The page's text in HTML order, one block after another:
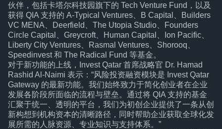
伙伴，包括卡塔尔科技园旗下的 Tech Venture Fund，以及
获得 QIA 支持的 A-Typical Ventures、B Capital、Builders
VC MENA、Deerfield、The Utopia Studio、Founders
Circle Capital、Greycroft、Human Capital、Ion Pacific、
Liberty City Ventures、Rasmal Ventures、Shorooq、
Speedinvest 和 The Radical Fund 等基金。
对于新功能的上线，Invest Qatar 首席战略官 Dr. Hamad
Rashid Al-Naimi 表示：“风险投资融资模块是 Invest Qatar
Gateway 的最新功能。我们始终致力于简化创业者在企业
发展各阶段所面临的流程与壁垒。通过将 QIA 支持的基金
汇聚于统一、透明的平台，我们为初创企业提供了一条从创
新构想到机构资本的清晰路径，同时帮助企业获取全球化发
展所需的人脉资源、专业知识与支持体系。”